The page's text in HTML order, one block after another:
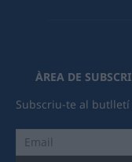
ÀREA DE
Subscriu-te al butlletí